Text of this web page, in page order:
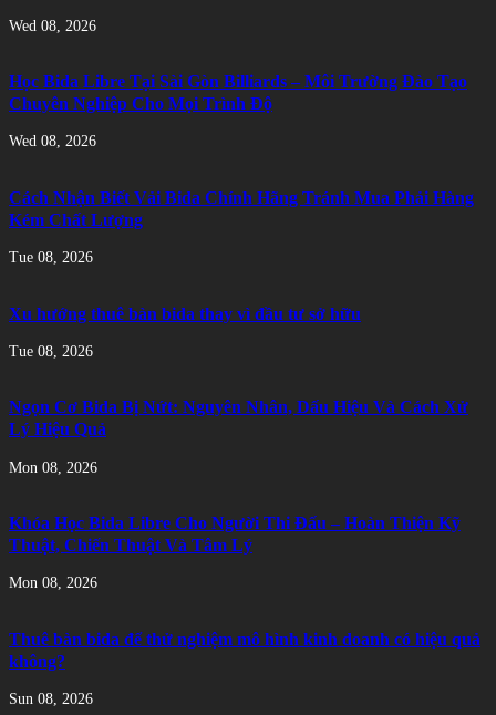
Wed 08, 2026
Học Bida Libre Tại Sài Gòn Billiards – Môi Trường Đào Tạo
Chuyên Nghiệp Cho Mọi Trình Độ
Wed 08, 2026
Cách Nhận Biết Vải Bida Chính Hãng Tránh Mua Phải Hàng
Kém Chất Lượng
Tue 08, 2026
Xu hướng thuê bàn bida thay vì đầu tư sở hữu
Tue 08, 2026
Ngọn Cơ Bida Bị Nứt: Nguyên Nhân, Dấu Hiệu Và Cách Xử
Lý Hiệu Quả
Mon 08, 2026
Khóa Học Bida Libre Cho Người Thi Đấu – Hoàn Thiện Kỹ
Thuật, Chiến Thuật Và Tâm Lý
Mon 08, 2026
Thuê bàn bida để thử nghiệm mô hình kinh doanh có hiệu quả
không?
Sun 08, 2026